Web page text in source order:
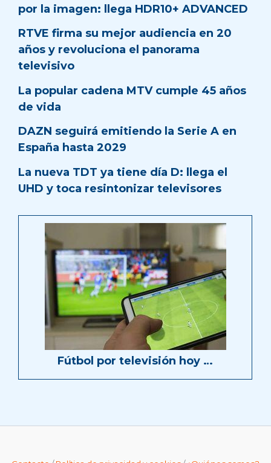
por la imagen: llega HDR10+ ADVANCED
RTVE firma su mejor audiencia en 20
años y revoluciona el panorama
televisivo
La popular cadena MTV cumple 45 años
de vida
DAZN seguirá emitiendo la Serie A en
España hasta 2029
La nueva TDT ya tiene día D: llega el
UHD y toca resintonizar televisores
Fútbol por televisión hoy …